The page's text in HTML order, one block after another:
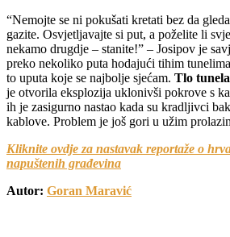
“Nemojte se ni pokušati kretati bez da
gazite. Osvjetljavajte si put, a poželite li
nekamo drugdje – stanite!” – Josipov je
preko nekoliko puta hodajući tihim
to uputa koje se najbolje sjećam. Tlo
je otvorila eksplozija uklonivši pokrove s
ih je zasigurno nastao kada su kradljivci
kablove. Problem je još gori u užim
Kliknite ovdje za nastavak reportaže o
napuštenih građevina
Autor: Goran Maravić